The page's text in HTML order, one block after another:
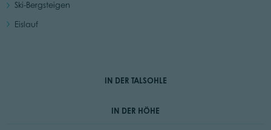
Ski-Bergsteigen
Eislauf
IN DER TALSOHLE
IN DER HÖHE